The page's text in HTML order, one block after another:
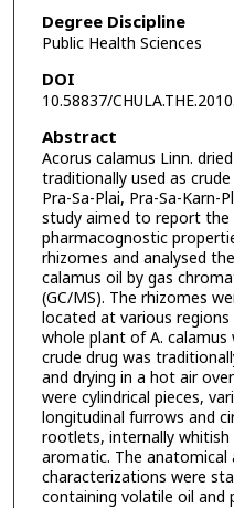
Degree Discipline
Public Health Sciences
DOI
10.58837/
Abstract
Acorus calamus Linn.
traditionally used as
Pra-Sa-Plai, Pra-Sa-Karn-
study aimed to report
pharmacognostic
rhizomes and analysed
calamus oil by gas
(GC/MS). The rhizomes
located at various
whole plant of A.
crude drug was
and drying in a hot air
were cylindrical pieces,
longitudinal furrows and
rootlets, internally
aromatic. The anatomical
characterizations were
containing volatile oil and